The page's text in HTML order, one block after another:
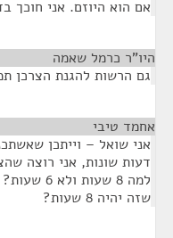
אם הוא היוזם. אני חוכך
היו"ר כרמל שאמה
גם הרשות להגנת הצרכן
אחמד טיבי
אני שואל – וייתכן
דעות שונות, אני רוצה
למה 8
שזה יהיה 8 שעות?